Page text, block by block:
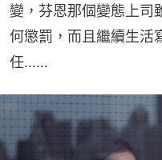
變，芬恩那個變態上司
何懲罰，而且繼續生活
任……